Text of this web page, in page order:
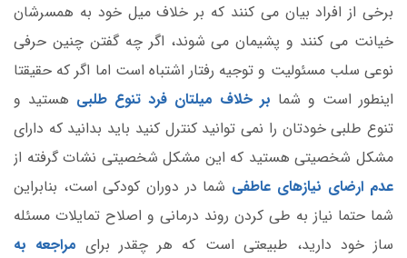
برخی از افراد بیان می کنند که بر خلاف میل خود به همسرشان
خیانت می کنند و پشیمان می شوند، اگر چه گفتن چنین حرفی
نوعی سلب مسئولیت و توجیه رفتار اشتباه است اما اگر که حقیقتا
اینطور است و شما بر خلاف میلتان فرد تنوع طلبی هستید و
تنوع طلبی خودتان را نمی توانید کنترل کنید باید بدانید که دارای
مشکل شخصیتی هستید که این مشکل شخصیتی نشات گرفته از
عدم ارضای نیازهای عاطفی شما در دوران کودکی است، بنابراین
شما حتما نیاز به طی کردن روند درمانی و اصلاح تمایلات مسئله
ساز خود دارید، طبیعتی است که هر چقدر برای مراجعه به